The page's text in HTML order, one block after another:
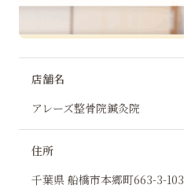
店舗名
アレーズ整骨院鍼灸院
住所
千葉県 船橋市本郷町663-3-103